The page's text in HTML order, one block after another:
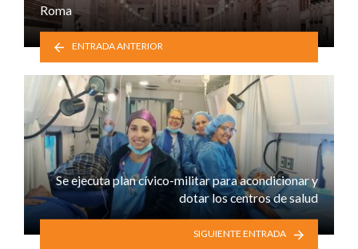
Roma
ENTRADA ANTERIOR
Se ejecuta plan cívico-militar para acondicionar y
dotar los centros de salud
SIGUIENTE ENTRADA